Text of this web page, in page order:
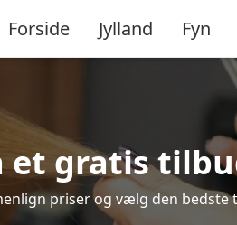
Forside Jylland Fyn
et gratis
priser og vælg den